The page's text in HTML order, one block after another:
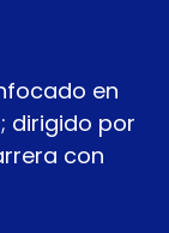
en
dirigido por
con